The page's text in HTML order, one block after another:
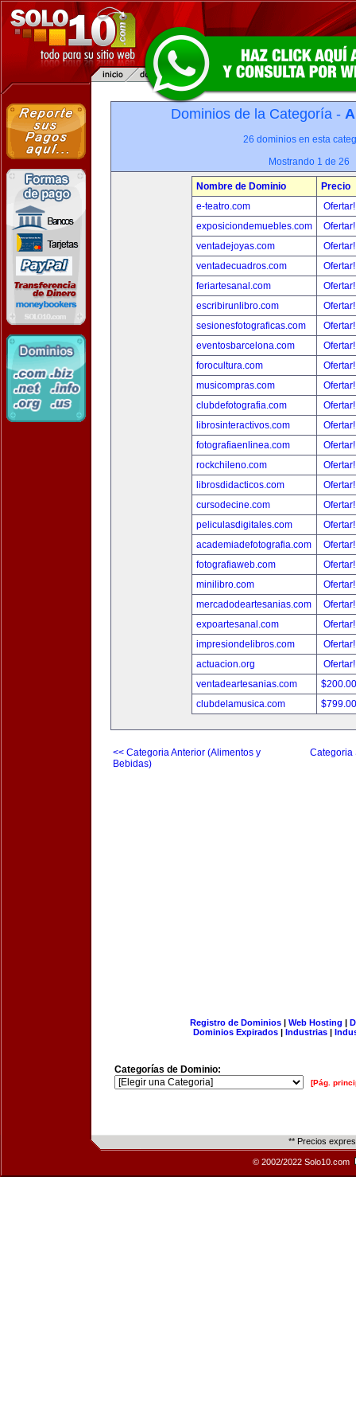
Dominios de la Categoría -
26 dominios en esta
Mostrando 1 de 26
Nombre de Dominio
Precio
e-teatro.com
exposiciondemuebles.com
ventadejoyas.com
ventadecuadros.com
feriartesanal.com
escribirunlibro.com
sesionesfotograficas.com
eventosbarcelona.com
forocultura.com
musicompras.com
clubdefotografia.com
librosinteractivos.com
fotografiaenlinea.com
rockchileno.com
librosdidacticos.com
cursodecine.com
peliculasdigitales.com
academiadefotografia.com
fotografiaweb.com
minilibro.com
mercadodeartesanias.com
expoartesanal.com
impresiondelibros.com
actuacion.org
ventadeartesanias.com
clubdelamusica.com
<< Categoria Anterior (Alimentos y
Bebidas)
Categoria
Registro de Dominios| Web Hosting |
Dominios Expirados | Industrias |
Categorías de Dominio:
[Pág.
** Precios
© 2002/2022 Solo10.com